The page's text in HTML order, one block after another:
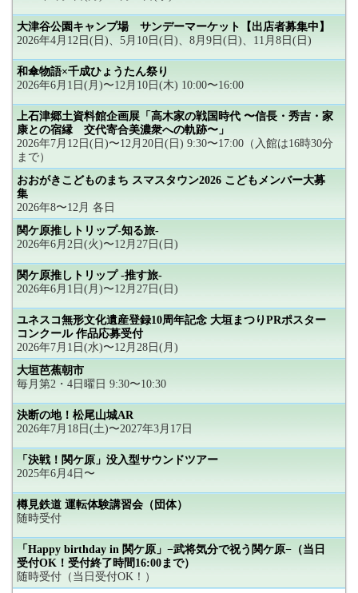
大津谷公園キャンプ場 サンデーマーケット【出店者募集中】
2026年4月12日(日)、5月10日(日)、8月9日(日)、11月8日(日)
和傘物語×千成ひょうたん祭り
2026年6月1日(月)〜12月10日(木) 10:00〜16:00
上石津郷土資料館企画展「高木家の戦国時代 〜信長・秀吉・家
康との宿縁 交代寄合美濃衆への軌跡〜」
2026年7月12日(日)〜12月20日(日) 9:30〜17:00（入館は16時30分
まで）
おおがきこどものまち スマスタウン2026 こどもメンバー大募
集
2026年8〜12月 各日
関ケ原推しトリップ-知る旅-
2026年6月2日(火)〜12月27日(日)
関ケ原推しトリップ -推す旅-
2026年6月1日(月)〜12月27日(日)
ユネスコ無形文化遺産登録10周年記念 大垣まつりPRポスター
コンクール 作品応募受付
2026年7月1日(水)〜12月28日(月)
大垣芭蕉朝市
毎月第2・4日曜日 9:30〜10:30
決断の地！松尾山城AR
2026年7月18日(土)〜2027年3月17日
「決戦！関ケ原」没入型サウンドツアー
2025年6月4日〜
樽見鉄道 運転体験講習会（団体）
随時受付
「Happy birthday in 関ケ原」−武将気分で祝う関ケ原−（当日
受付OK！受付終了時間16:00まで）
随時受付（当日受付OK！）